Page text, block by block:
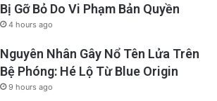
Bị Gỡ Bỏ Do Vi Phạm Bản Quyền
4 hours ago
Nguyên Nhân Gây Nổ Tên Lửa Trên
Bệ Phóng: Hé Lộ Từ Blue Origin
9 hours ago